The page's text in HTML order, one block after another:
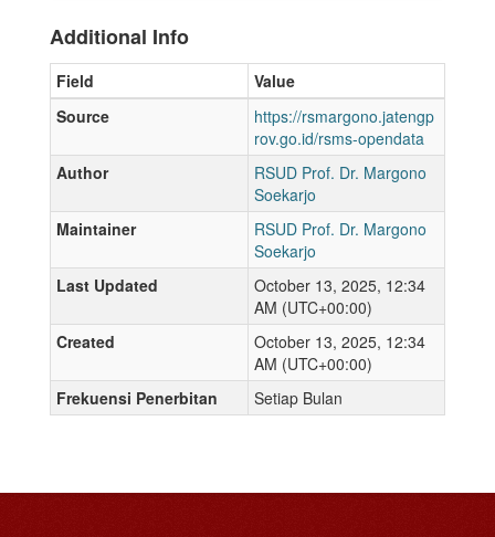
Additional Info
Field
Value
Source
https://rsmargono.jatengp
rov.go.id/rsms-opendata
Author
RSUD Prof. Dr. Margono
Soekarjo
Maintainer
RSUD Prof. Dr. Margono
Soekarjo
Last Updated
October 13, 2025, 12:34
AM (UTC+00:00)
Created
October 13, 2025, 12:34
AM (UTC+00:00)
Frekuensi Penerbitan
Setiap Bulan